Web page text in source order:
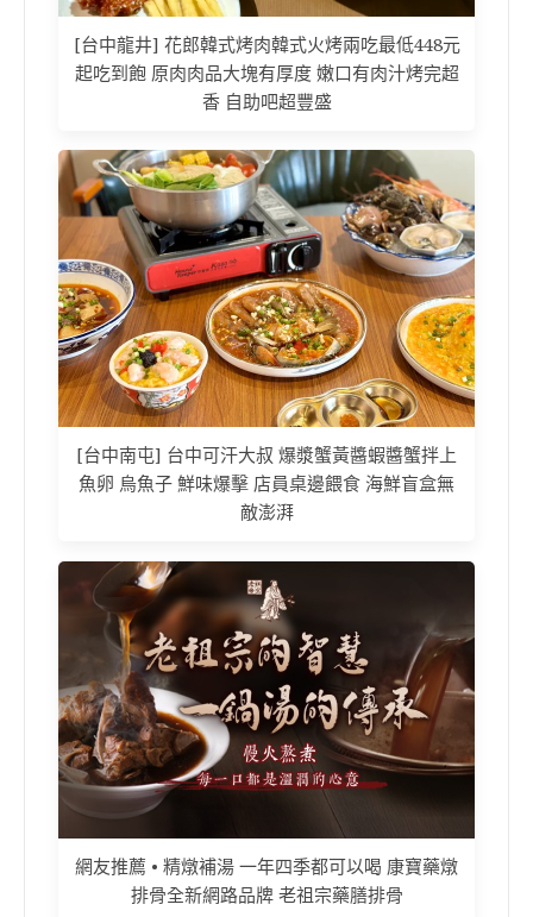
[台中龍井] 花郎韓式烤肉韓式火烤兩吃最低448元
起吃到飽 原肉肉品大塊有厚度 嫩口有肉汁烤完超
香 自助吧超豐盛
[台中南屯] 台中可汗大叔 爆漿蟹黃醬蝦醬蟹拌上
魚卵 烏魚子 鮮味爆擊 店員桌邊餵食 海鮮盲盒無
敵澎湃
網友推薦 • 精燉補湯 一年四季都可以喝 康寶藥燉
排骨全新網路品牌 老祖宗藥膳排骨